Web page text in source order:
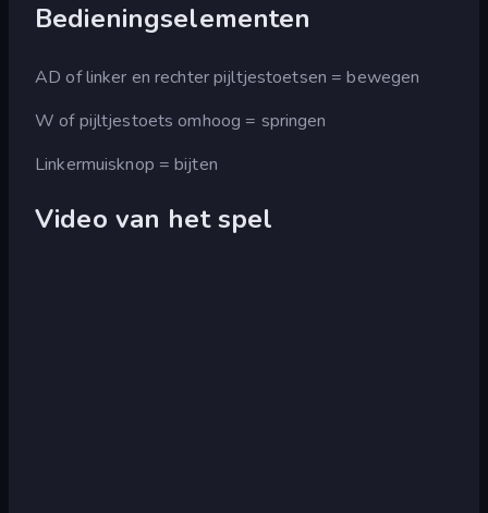
Bedieningselementen
AD of linker en rechter pijltjestoetsen = bewegen
W of pijltjestoets omhoog = springen
Linkermuisknop = bijten
Video van het spel